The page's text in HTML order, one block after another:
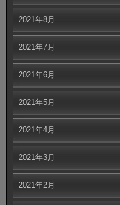
2021年8月
2021年7月
2021年6月
2021年5月
2021年4月
2021年3月
2021年2月